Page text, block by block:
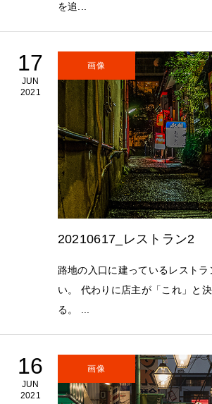
を追...
17
JUN
2021
画像
20210617_レストラン2
路地の入口に建っているレスト
い。 代わりに店主が「これ」と
る。 ...
16
JUN
2021
画像